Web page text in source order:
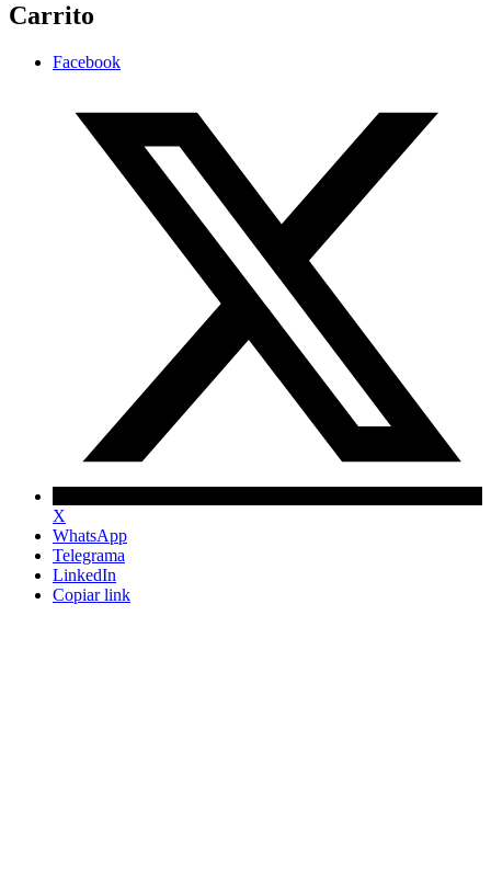
Carrito
Facebook
X
WhatsApp
Telegrama
LinkedIn
Copiar link